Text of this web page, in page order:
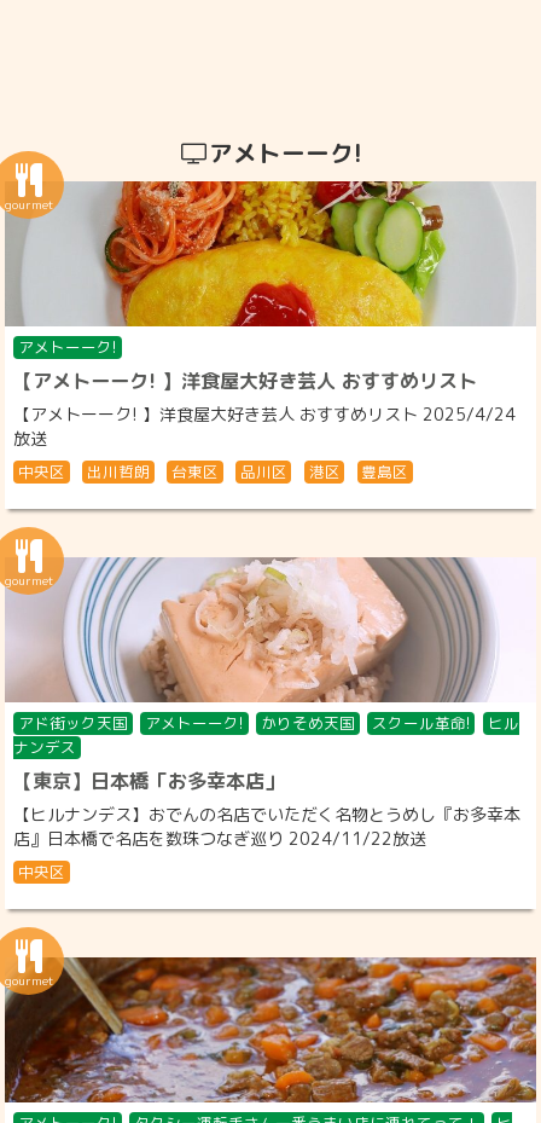
アメトーーク!
アメトーーク!
【アメトーーク! 】洋食屋大好き芸人 おすすめリスト
【アメトーーク! 】洋食屋大好き芸人 おすすめリスト 2025/4/24
放送
中央区 出川哲朗 台東区 品川区 港区 豊島区
アド街ック天国 アメトーーク! かりそめ天国 スクール革命!
ヒル
ナンデス
【東京】日本橋「お多幸本店」
【ヒルナンデス】おでんの名店でいただく名物とうめし『お多幸本
店』日本橋で名店を数珠つなぎ巡り 2024/11/22放送
中央区